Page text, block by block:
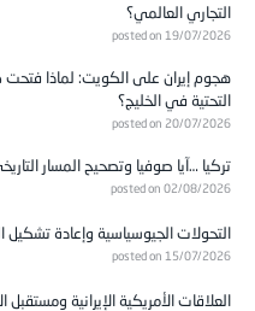
التجاري العالمي؟
posted on 19/07/2026
هجوم إيران على الكويت: لماذا فتحت
التحتية في الخليج؟
posted on 20/07/2026
تركيا …آيا صوفيا وتصحيح المسار
posted on 02/08/2026
التحولات الجيوسياسية وإعادة تشكيل
posted on 15/07/2026
العلاقات الأمريكية الإيرانية